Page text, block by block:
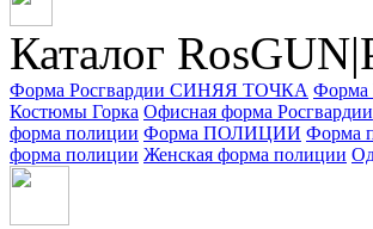
Каталог
Форма Росгвардии СИНЯЯ ТОЧКА
Костюмы Горка Офисная форма Росгвардии
форма полиции Форма ПОЛИЦИИ Форма
форма полиции Женская форма полиции